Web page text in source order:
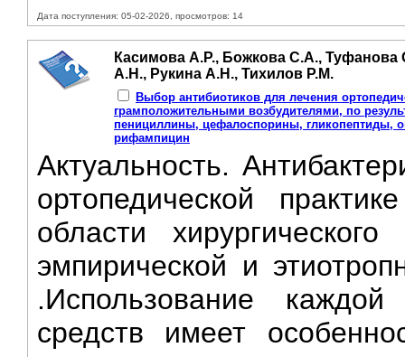
Дата поступления: 05-02-2026, просмотров: 14
Касимова А.Р., Божкова С.А., Туфанова
А.Н., Рукина А.Н., Тихилов Р.М.
Выбор антибиотиков для лечения
грамположительными возбудителями, по
пенициллины, цефалоспорины, гликопептиды,
рифампицин
Актуальность.
ортопедической
области
эмпирической и
.Использование
средств имеет